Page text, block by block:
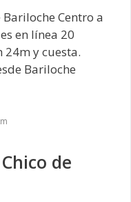
Centro a
en línea 20
y cuesta.
Bariloche
de